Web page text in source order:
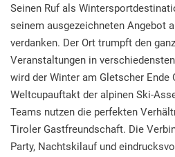
Seinen Ruf als
seinem ausgezeichneten Angebot
verdanken. Der Ort trumpft den
Veranstaltungen in
wird der Winter am Gletscher Ende
Weltcupauftakt der alpinen Ski-
Teams nutzen die perfekten
Tiroler Gastfreundschaft. Die
Party, Nachtskilauf und